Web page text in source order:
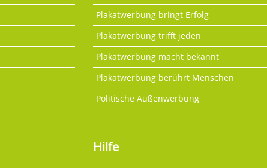
Plakatwerbung bringt Erfolg
Plakatwerbung trifft jeden
Plakatwerbung macht bekannt
Plakatwerbung berührt Menschen
Politische Außenwerbung
Hilfe